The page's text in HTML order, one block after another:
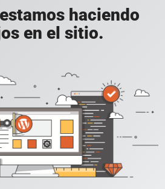
haciendo
en el sitio.